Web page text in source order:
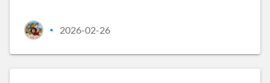
• 2026-02-26